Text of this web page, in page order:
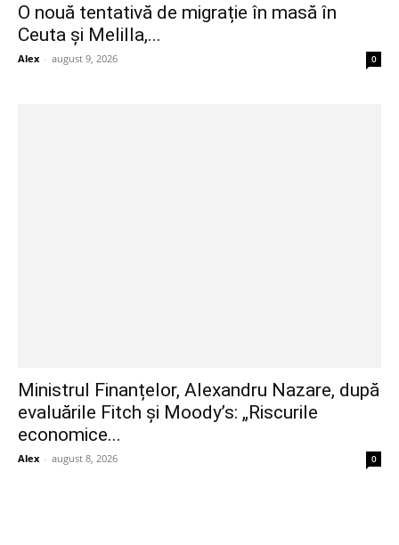
O nouă tentativă de migrație în masă în
Ceuta și Melilla,...
Alex - august 9, 2026 0
Ministrul Finanțelor, Alexandru Nazare, după
evaluările Fitch și Moody’s: „Riscurile
economice...
Alex - august 8, 2026 0